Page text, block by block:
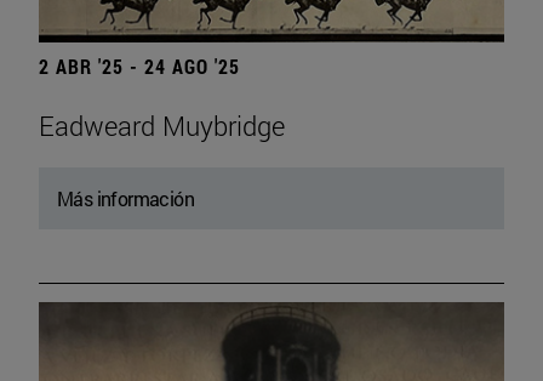
2 ABR '25 - 24 AGO '25
Eadweard Muybridge
Más información